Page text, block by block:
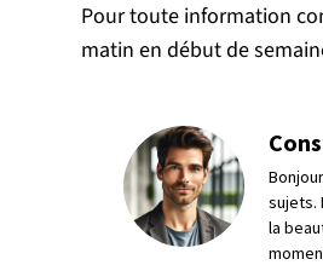
Pour toute information
matin en début de
sujets.
la